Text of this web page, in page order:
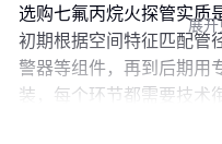
选购七氟丙烷火探管实质
初期根据空间特征匹配管
警器等组件，再到后期用
装，每个环节都需要技术
展开